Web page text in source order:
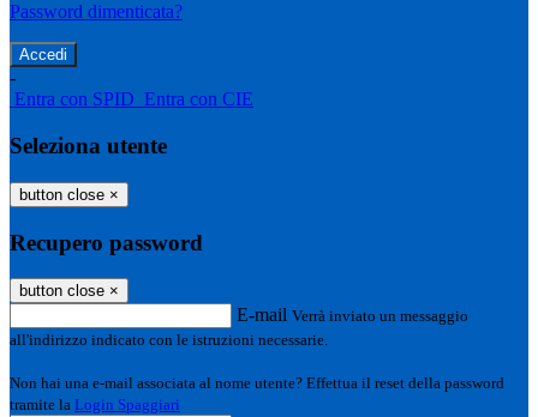
Password dimenticata?
-
Entra con SPID Entra con CIE
Seleziona utente
button close ×
Recupero password
button close ×
E-mail Verrà inviato un messaggio
all'indirizzo indicato con le istruzioni necessarie.
Non hai una e-mail associata al nome utente? Effettua il reset della password
tramite la Login Spaggiari